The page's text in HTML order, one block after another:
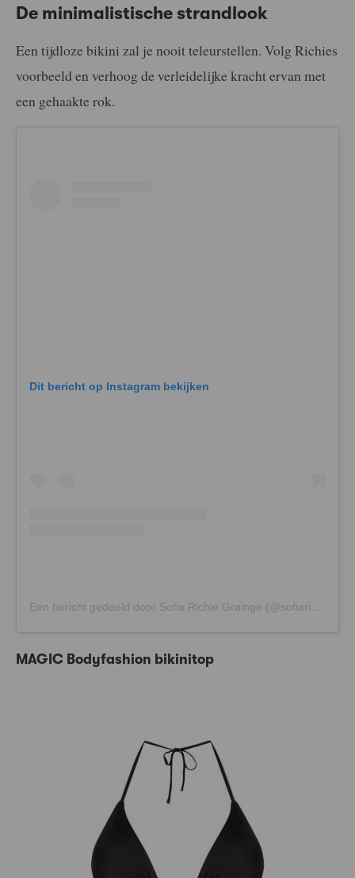
De minimalistische strandlook
Een tijdloze bikini zal je nooit teleurstellen. Volg Richies
voorbeeld en verhoog de verleidelijke kracht ervan met
een gehaakte rok.
Dit bericht op Instagram bekijken
MAGIC Bodyfashion bikinitop